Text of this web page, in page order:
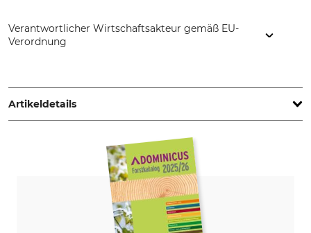
Verantwortlicher Wirtschaftsakteur gemäß EU-
Verordnung
www.grube.de
Artikeldetails
Produkttyp
Ersatzstiel
Modellbezeichnung
Herstellung
Made in Germany
Länge